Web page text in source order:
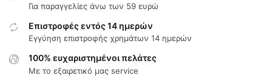
Για παραγγελίες άνω των 59 ευρώ
Επιστροφές εντός 14 ημερών
Εγγύηση επιστροφής χρημάτων 14 ημερών
100% ευχαριστημένοι πελάτες
Με το εξαιρετικό μας service